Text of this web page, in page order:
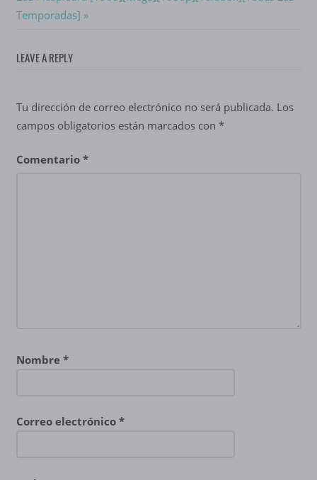
de
Post:
Temporadas]
LEAVE A REPLY
Tu dirección de correo electrónico no será publicada. Los
campos obligatorios están marcados con *
Comentario *
Nombre *
Correo electrónico *